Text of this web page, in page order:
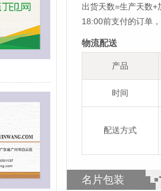
出货天数=生产天数
18:00前支付的订单
物流配送
产品
时间
配送方式
名片包装